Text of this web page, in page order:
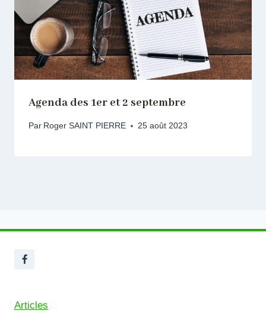
Agenda des 1er et 2 septembre
Par Roger SAINT PIERRE 25 août 2023
Articles